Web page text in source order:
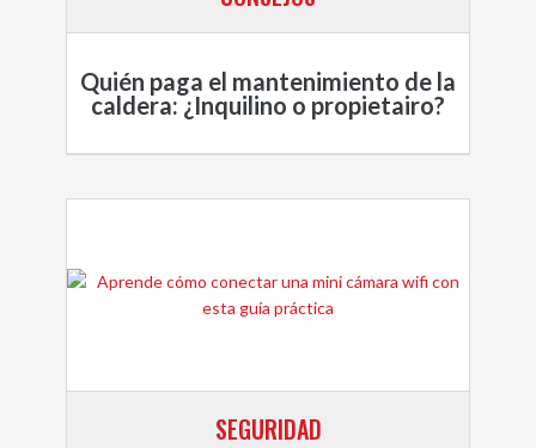
Quién paga el mantenimiento de la
caldera: ¿Inquilino o propietairo?
SEGURIDAD